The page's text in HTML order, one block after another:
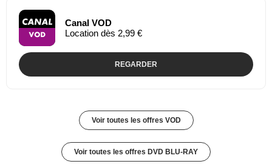
Canal VOD
Location dès 2,99 €
REGARDER
Voir toutes les offres VOD
Voir toutes les offres DVD BLU-RAY